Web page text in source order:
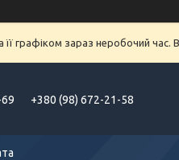
графіком зараз неробочий
+380 (98) 672-21-58